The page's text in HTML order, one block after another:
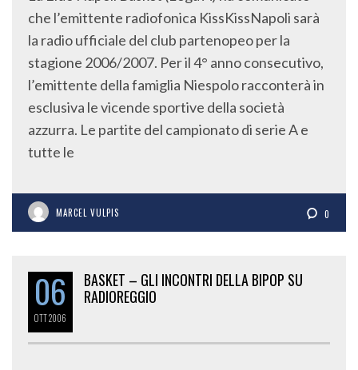
che l’emittente radiofonica KissKissNapoli sarà
la radio ufficiale del club partenopeo per la
stagione 2006/2007. Per il 4° anno consecutivo,
l’emittente della famiglia Niespolo racconterà in
esclusiva le vicende sportive della società
azzurra. Le partite del campionato di serie A e
tutte le
MARCEL VULPIS 0
06
OTT2006
BASKET – GLI INCONTRI DELLA BIPOP SU
RADIOREGGIO